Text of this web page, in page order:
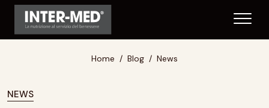
Home Blog News
NEWS